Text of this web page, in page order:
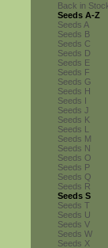
Back in
Seeds A-Z
Seeds A
Seeds B
Seeds C
Seeds D
Seeds E
Seeds F
Seeds G
Seeds H
Seeds I
Seeds J
Seeds K
Seeds L
Seeds M
Seeds N
Seeds O
Seeds P
Seeds Q
Seeds R
Seeds S
Seeds T
Seeds U
Seeds V
Seeds W
Seeds X